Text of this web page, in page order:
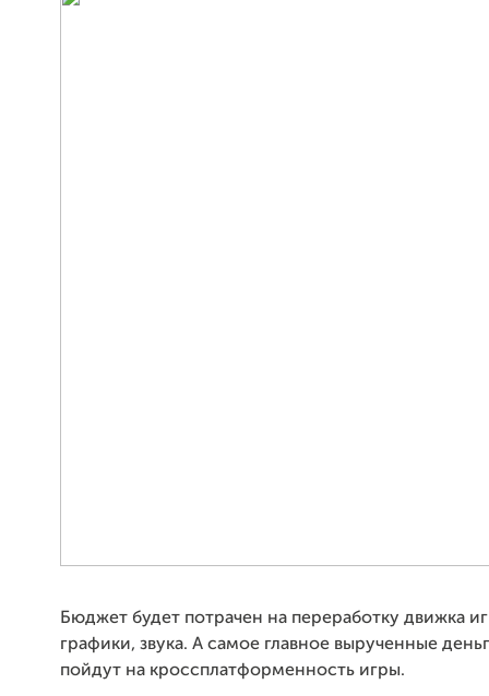
Бюджет будет потрачен на переработку движка
графики, звука. А самое главное вырученные
пойдут на кроссплатформенность игры.